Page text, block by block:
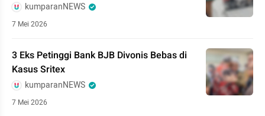
kumparanNEWS
7 Mei 2026
3 Eks Petinggi Bank BJB Divonis Bebas di
Kasus Sritex
kumparanNEWS
7 Mei 2026